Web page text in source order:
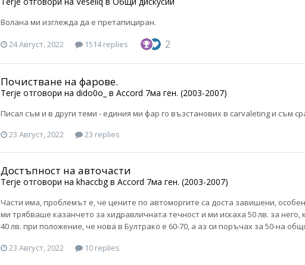
Волана ми изглежда да е претапициран.
24 Август, 2022 1514 replies 2
Почистване на фарове.
Terje отговори на dido0o_ в Accord 7ма ген. (2003-2007)
Писал съм и в други теми - единия ми фар го възстанових в carvaleting и съм
23 Август, 2022
23 replies
Достъпност на авточасти
Terje отговори на khaccbgв Accord 7ма ген. (2003-2007)
Части има, проблемът е, че цените по автоморгите са доста завишени,
ми трябваше казанчето за хидравличната течност и ми искаха 50 лв. за
40 лв. при положение, че нова в Бултрако е 60-70, а аз си поръчах за 50-на
23 Август, 2022
10 replies